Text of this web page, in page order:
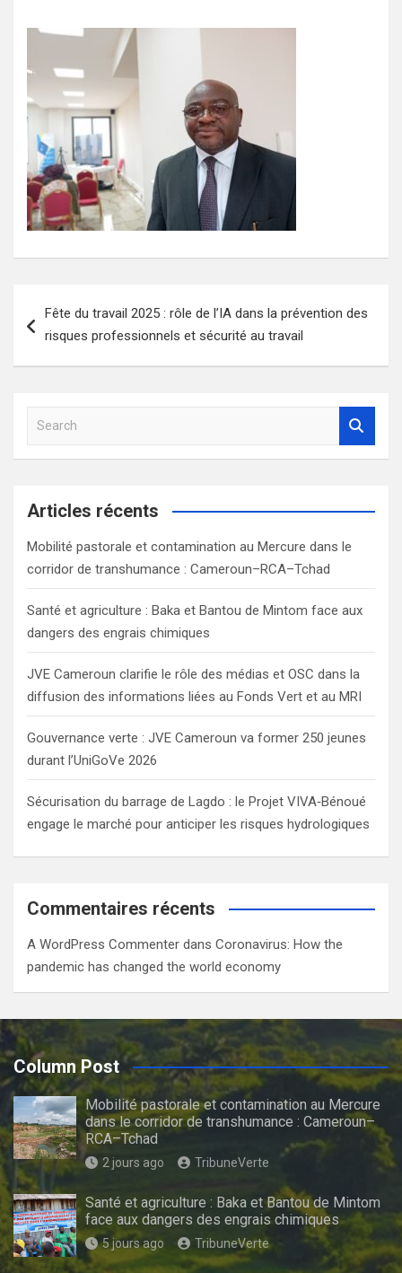
de
Fête du travail 2025 : rôle de l’IA dans la prévention des
risques professionnels et sécurité au travail
a
c
Articles récents
Mobilité pastorale et contamination au Mercure dans le
corridor de transhumance : Cameroun–RCA–Tchad
Santé et agriculture : Baka et Bantou de Mintom face aux
dangers des engrais chimiques
JVE Cameroun clarifie le rôle des médias et OSC dans la
diffusion des informations liées au Fonds Vert et au MRI
Gouvernance verte : JVE Cameroun va former 250 jeunes
durant l’UniGoVe 2026
Sécurisation du barrage de Lagdo : le Projet VIVA‑Bénoué
engage le marché pour anticiper les risques hydrologiques
Commentaires récents
A WordPress Commenter dans Coronavirus: How the
pandemic has changed the world economy
Column Post
Mobilité pastorale et contamination au Mercure
dans le corridor de transhumance : Cameroun–
RCA–Tchad
2 jours ago TribuneVerte
Santé et agriculture : Baka et Bantou de Mintom
face aux dangers des engrais chimiques
5 jours ago TribuneVerte